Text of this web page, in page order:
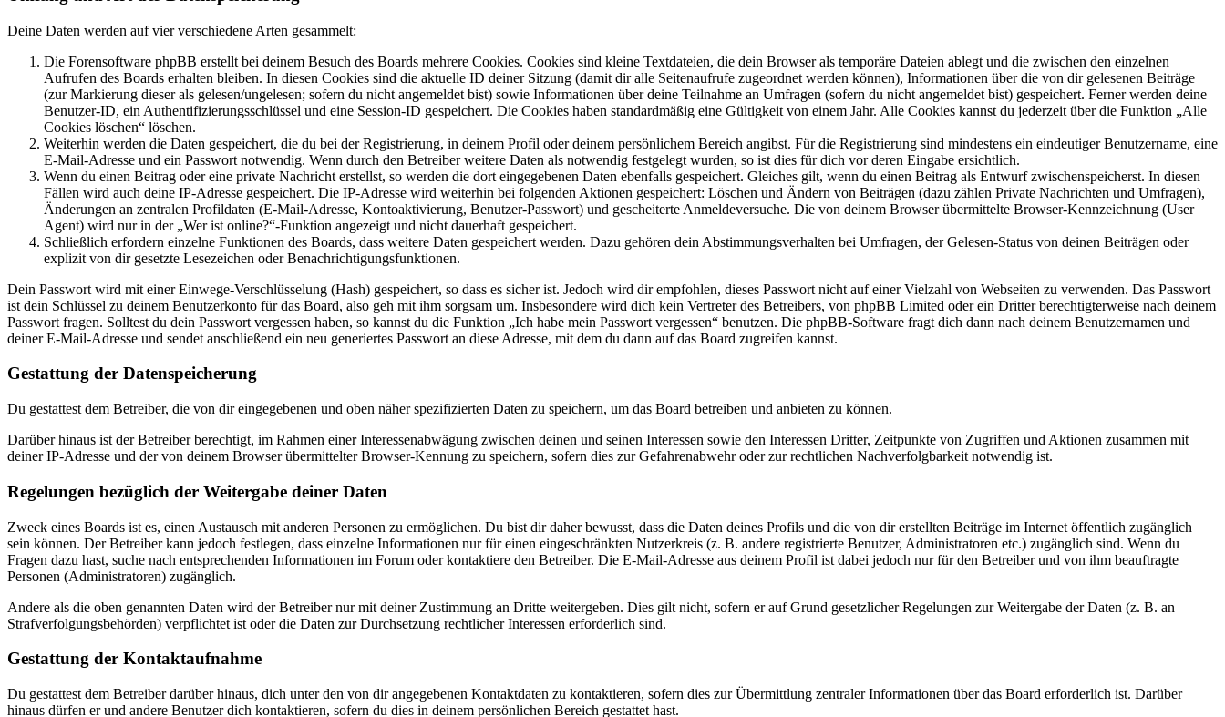
Deine Daten werden auf vier verschiedene Arten gesammelt:
Die Forensoftware phpBB erstellt bei deinem Besuch des Boards mehrere Cookies. Cookies sind kleine Textdateien, die dein Browser als temporäre Dateien ablegt und die zwischen den einzelnen
Aufrufen des Boards erhalten bleiben. In diesen Cookies sind die aktuelle ID deiner Sitzung (damit dir alle Seitenaufrufe zugeordnet werden können), Informationen über die von dir gelesenen Beiträge
(zur Markierung dieser als gelesen/ungelesen; sofern du nicht angemeldet bist) sowie Informationen über deine Teilnahme an Umfragen (sofern du nicht angemeldet bist) gespeichert. Ferner werden deine
Benutzer-ID, ein Authentifizierungsschlüssel und eine Session-ID gespeichert. Die Cookies haben standardmäßig eine Gültigkeit von einem Jahr. Alle Cookies kannst du jederzeit über die Funktion „Alle
Cookies löschen“ löschen.
Weiterhin werden die Daten gespeichert, die du bei der Registrierung, in deinem Profil oder deinem persönlichem Bereich angibst. Für die Registrierung sind mindestens ein eindeutiger Benutzername, eine
E-Mail-Adresse und ein Passwort notwendig. Wenn durch den Betreiber weitere Daten als notwendig festgelegt wurden, so ist dies für dich vor deren Eingabe ersichtlich.
Wenn du einen Beitrag oder eine private Nachricht erstellst, so werden die dort eingegebenen Daten ebenfalls gespeichert. Gleiches gilt, wenn du einen Beitrag als Entwurf zwischenspeicherst. In diesen
Fällen wird auch deine IP-Adresse gespeichert. Die IP-Adresse wird weiterhin bei folgenden Aktionen gespeichert: Löschen und Ändern von Beiträgen (dazu zählen Private Nachrichten und Umfragen),
Änderungen an zentralen Profildaten (E-Mail-Adresse, Kontoaktivierung, Benutzer-Passwort) und gescheiterte Anmeldeversuche. Die von deinem Browser übermittelte Browser-Kennzeichnung (User
Agent) wird nur in der „Wer ist online?“-Funktion angezeigt und nicht dauerhaft gespeichert.
Schließlich erfordern einzelne Funktionen des Boards, dass weitere Daten gespeichert werden. Dazu gehören dein Abstimmungsverhalten bei Umfragen, der Gelesen-Status von deinen Beiträgen oder
explizit von dir gesetzte Lesezeichen oder Benachrichtigungsfunktionen.
Dein Passwort wird mit einer Einwege-Verschlüsselung (Hash) gespeichert, so dass es sicher ist. Jedoch wird dir empfohlen, dieses Passwort nicht auf einer Vielzahl von Webseiten zu verwenden. Das Passwort
ist dein Schlüssel zu deinem Benutzerkonto für das Board, also geh mit ihm sorgsam um. Insbesondere wird dich kein Vertreter des Betreibers, von phpBB Limited oder ein Dritter berechtigterweise nach deinem
Passwort fragen. Solltest du dein Passwort vergessen haben, so kannst du die Funktion „Ich habe mein Passwort vergessen“ benutzen. Die phpBB-Software fragt dich dann nach deinem Benutzernamen und
deiner E-Mail-Adresse und sendet anschließend ein neu generiertes Passwort an diese Adresse, mit dem du dann auf das Board zugreifen kannst.
Gestattung der Datenspeicherung
Du gestattest dem Betreiber, die von dir eingegebenen und oben näher spezifizierten Daten zu speichern, um das Board betreiben und anbieten zu können.
Darüber hinaus ist der Betreiber berechtigt, im Rahmen einer Interessenabwägung zwischen deinen und seinen Interessen sowie den Interessen Dritter, Zeitpunkte von Zugriffen und Aktionen zusammen mit
deiner IP-Adresse und der von deinem Browser übermittelter Browser-Kennung zu speichern, sofern dies zur Gefahrenabwehr oder zur rechtlichen Nachverfolgbarkeit notwendig ist.
Regelungen bezüglich der Weitergabe deiner Daten
Zweck eines Boards ist es, einen Austausch mit anderen Personen zu ermöglichen. Du bist dir daher bewusst, dass die Daten deines Profils und die von dir erstellten Beiträge im Internet öffentlich zugänglich
sein können. Der Betreiber kann jedoch festlegen, dass einzelne Informationen nur für einen eingeschränkten Nutzerkreis (z. B. andere registrierte Benutzer, Administratoren etc.) zugänglich sind. Wenn du
Fragen dazu hast, suche nach entsprechenden Informationen im Forum oder kontaktiere den Betreiber. Die E-Mail-Adresse aus deinem Profil ist dabei jedoch nur für den Betreiber und von ihm beauftragte
Personen (Administratoren) zugänglich.
Andere als die oben genannten Daten wird der Betreiber nur mit deiner Zustimmung an Dritte weitergeben. Dies gilt nicht, sofern er auf Grund gesetzlicher Regelungen zur Weitergabe der Daten (z. B. an
Strafverfolgungsbehörden) verpflichtet ist oder die Daten zur Durchsetzung rechtlicher Interessen erforderlich sind.
Gestattung der Kontaktaufnahme
Du gestattest dem Betreiber darüber hinaus, dich unter den von dir angegebenen Kontaktdaten zu kontaktieren, sofern dies zur Übermittlung zentraler Informationen über das Board erforderlich ist. Darüber
hinaus dürfen er und andere Benutzer dich kontaktieren, sofern du dies in deinem persönlichen Bereich gestattet hast.